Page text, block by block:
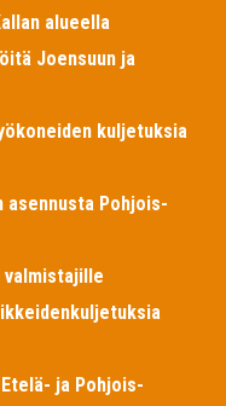
alueella
Joensuun ja
kuljetuksia
asennusta Pohjois-
valmistajille
ja Pohjois-